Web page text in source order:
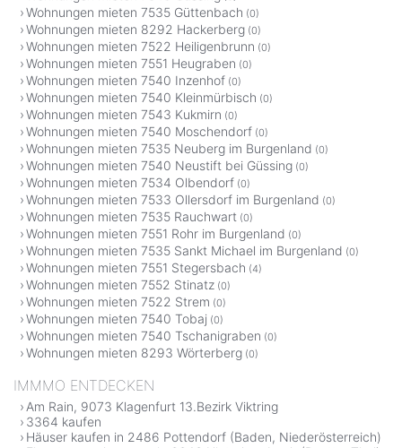
Wohnungen mieten 7535 Güttenbach (0)
Wohnungen mieten 8292 Hackerberg (0)
Wohnungen mieten 7522 Heiligenbrunn (0)
Wohnungen mieten 7551 Heugraben (0)
Wohnungen mieten 7540 Inzenhof (0)
Wohnungen mieten 7540 Kleinmürbisch (0)
Wohnungen mieten 7543 Kukmirn (0)
Wohnungen mieten 7540 Moschendorf (0)
Wohnungen mieten 7535 Neuberg im Burgenland (0)
Wohnungen mieten 7540 Neustift bei Güssing (0)
Wohnungen mieten 7534 Olbendorf (0)
Wohnungen mieten 7533 Ollersdorf im Burgenland (0)
Wohnungen mieten 7535 Rauchwart (0)
Wohnungen mieten 7551 Rohr im Burgenland (0)
Wohnungen mieten 7535 Sankt Michael im Burgenland (0)
Wohnungen mieten 7551 Stegersbach (4)
Wohnungen mieten 7552 Stinatz (0)
Wohnungen mieten 7522 Strem (0)
Wohnungen mieten 7540 Tobaj (0)
Wohnungen mieten 7540 Tschanigraben (0)
Wohnungen mieten 8293 Wörterberg (0)
IMMMO ENTDECKEN
Am Rain, 9073 Klagenfurt 13.Bezirk Viktring
3364 kaufen
Häuser kaufen in 2486 Pottendorf (Baden, Niederösterreich)